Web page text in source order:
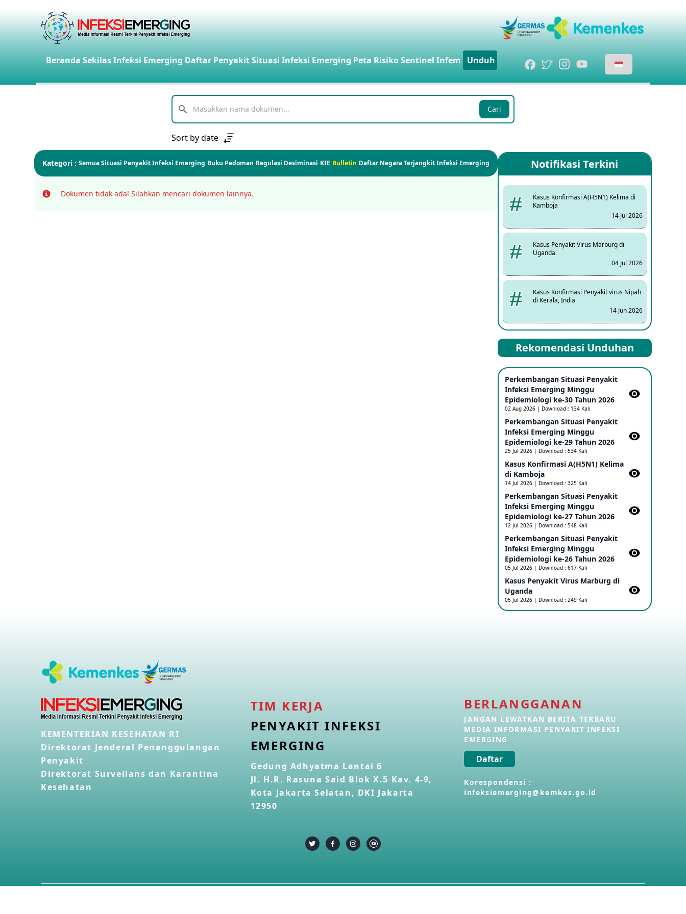
Beranda Sekilas Infeksi Emerging Daftar PenyakitSituasi Infeksi Emerging Peta RisikoSentinel Infem Unduh
Telusuri Cari
Sort by date
Kategori : Semua Situasi Penyakit Infeksi Emerging Buku Pedoman Regulasi Desiminasi KIE Bulletin Daftar Negara Terjangkit Infeksi Emerging
Info Dokumen tidak ada! Silahkan mencari dokumen lainnya.
Notifikasi Terkini
Kasus Konfirmasi A(H5N1) Kelima di
Kamboja
14 Jul 2026
Kasus Penyakit Virus Marburg di
Uganda
04 Jul 2026
Kasus Konfirmasi Penyakit virus Nipah
di Kerala, India
14 Jun 2026
Kasus Dicurigai Penyakit virus Nipah di
Kerala, India
12 Jun 2026
Mpox Clade 1b di Taiwan
25 May 2026
Update Informasi PHEIC Penyakit
Ebola
Penetapan Outbreak Penyakit Ebola di
RD Kongo dan Uganda Sebagai PHEIC
17 May 2026
Outbreak Penyakti Ebola di RD Kongo
16 May 2026
Kasus Konfirmasi A(H5NN6) di Cina
08 May 2026
Update Penyakit Virus Hanta Tipe HPS
Penyakit Meningokokus di Vietnam
28 Apr 2026
Informasi Penyakit POH VAU yang
Rekomendasi Unduhan
Perkembangan Situasi Penyakit
Infeksi Emerging Minggu
Epidemiologi ke-30 Tahun 2026
02 Aug 2026 | Download : 134 Kali
Perkembangan Situasi Penyakit
Infeksi Emerging Minggu
Epidemiologi ke-29 Tahun 2026
25 Jul 2026 | Download : 534 Kali
Kasus Konfirmasi A(H5N1) Kelima
di Kamboja​
14 Jul 2026 | Download : 325 Kali
Perkembangan Situasi Penyakit
Infeksi Emerging Minggu
Epidemiologi ke-27 Tahun 2026
12 Jul 2026 | Download : 548 Kali
Perkembangan Situasi Penyakit
Infeksi Emerging Minggu
Epidemiologi ke-26 Tahun 2026
05 Jul 2026 | Download : 617 Kali
Kasus Penyakit Virus Marburg di
Uganda
05 Jul 2026 | Download : 249 Kali
KEMENTERIAN KESEHATAN RI
Direktorat Jenderal Penanggulangan
Penyakit
Direktorat Surveilans dan Karantina
Kesehatan
TIM KERJA
PENYAKIT INFEKSI
EMERGING
Gedung Adhyatma Lantai 6
Jl. H.R. Rasuna Said Blok X.5 Kav. 4-9,
Kota Jakarta Selatan, DKI Jakarta
12950
BERLANGGANAN
JANGAN LEWATKAN BERITA TERBARU
MEDIA INFORMASI PENYAKIT INFEKSI
EMERGING
Daftar
Korespondensi :
infeksiemerging@kemkes.go.id